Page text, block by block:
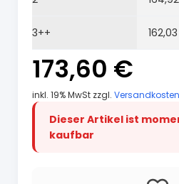
3++
173,60 €
inkl. 19% MwSt zzgl. Versandkosten
Dieser Artikel ist
kaufbar